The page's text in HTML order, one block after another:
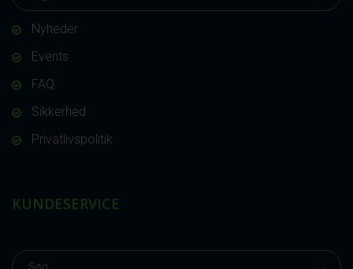
Nyheder
Events
FAQ
Sikkerhed
Privatlivspolitik
KUNDESERVICE